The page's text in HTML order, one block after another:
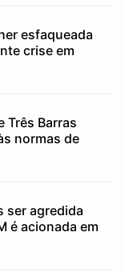
esfaqueada
crise em
Três Barras
normas de
ser agredida
é acionada em